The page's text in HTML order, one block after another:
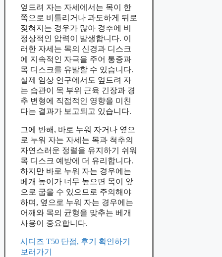
엎드려 자는 자세에서는 목이 한
쪽으로 비틀리거나 과도하게 뒤로
젖혀지는 경우가 많아 경추에 비
정상적인 압력이 발생합니다. 이
러한 자세는 목의 신경과 디스크
에 지속적인 자극을 주어 통증과
목 디스크를 유발할 수 있습니다.
실제 임상 연구에서도 엎드려 자
는 습관이 목 부위 근육 긴장과 경
추 변형에 직접적인 영향을 미친
다는 결과가 보고되고 있습니다.
그에 반해, 바로 누워 자거나 옆으
로 누워 자는 자세는 목과 척추의
자연스러운 정렬을 유지하기 쉬워
목 디스크 예방에 더 유리합니다.
하지만 바로 누워 자는 경우에는
베개 높이가 너무 높으면 목이 앞
으로 굽을 수 있으므로 주의해야
하며, 옆으로 누워 자는 경우에는
어깨와 목의 균형을 맞추는 베개
사용이 중요합니다.
시디즈 T50 단점, 후기 확인하기
보러가기